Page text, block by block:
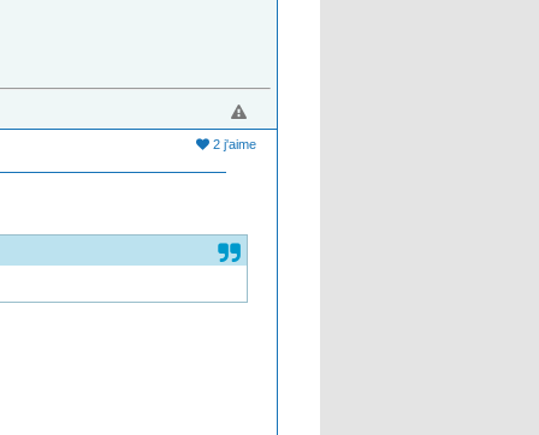
2 j'aime